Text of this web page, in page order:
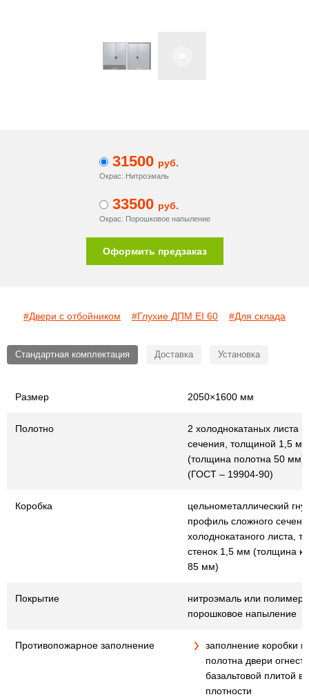
31500 руб.
Окрас: Нитроэмаль
33500 руб.
Окрас: Порошковое напыление
Оформить предзаказ
#Двери с отбойником #Глухие ДПМ EI 60 #Для склада
Стандартная комплектация Доставка Установка
Размер 2050×1600 мм
Полотно
2 холоднокатаных листа
сечения, толщиной 1,5 мм
(толщина полотна 50 мм)
(ГОСТ – 19904-90)
Коробка
цельнометаллический
профиль сложного
холоднокатаного листа,
стенок 1,5 мм (толщина
85 мм)
Покрытие
нитроэмаль или
порошковое напыление
Противопожарное заполнение
заполнение коробки и
полотна двери
базальтовой плитой
плотности